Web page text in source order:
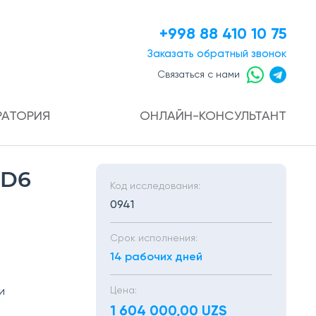
+998 88 410 10 75
Заказать обратный звонок
Связаться с нами
ОНЛАЙН-КОНСУЛЬТАНТ
Код исследования:
0941
Срок исполнения:
14 рабочих дней
Цена:
1 604 000,00 UZS